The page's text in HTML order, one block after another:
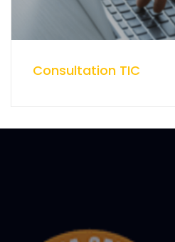
Consultation TIC